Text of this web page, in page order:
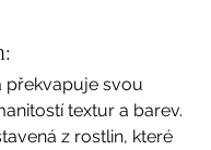
překvapuje svou
textur a barev.
z rostlin, které